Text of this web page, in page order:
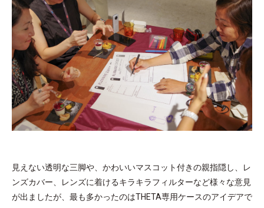
見えない透明な三脚や、かわいいマスコット付きの親指隠し、レ
ンズカバー、レンズに着けるキラキラフィルターなど様々な意見
が出ましたが、最も多かったのはTHETA専用ケースのアイデアで